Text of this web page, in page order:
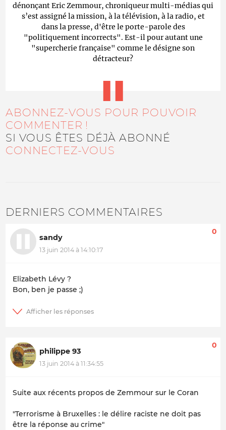
dénonçant Eric Zemmour, chroniqueur multi-médias qui
s’est assigné la mission, à la télévision, à la radio, et
dans la presse, d'être le porte-parole des
"politiquement incorrects". Est-il pour autant une
"supercherie française" comme le désigne son
détracteur?
ABONNEZ-VOUS POUR POUVOIR
COMMENTER !
SI VOUS ÊTES DÉJÀ ABONNÉ
CONNECTEZ-VOUS
DERNIERS COMMENTAIRES
sandy
13 juin 2014 à 14:10:17
0
Elizabeth Lévy ?
Bon, ben je passe ;)
philippe 93
13 juin 2014 à 11:34:55
0
Suite aux récents propos de Zemmour sur le Coran
"Terrorisme à Bruxelles : le délire raciste ne doit pas
être la réponse au crime"